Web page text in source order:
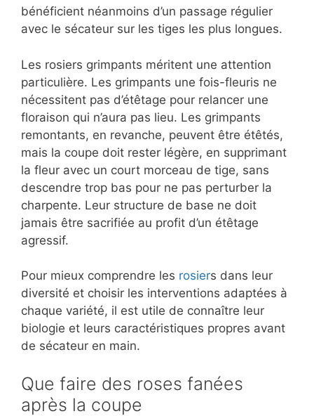
bénéficient néanmoins d’un passage régulier
avec le sécateur sur les tiges les plus longues.
Les rosiers grimpants méritent une attention
particulière. Les grimpants une fois-fleuris ne
nécessitent pas d’étêtage pour relancer une
floraison qui n’aura pas lieu. Les grimpants
remontants, en revanche, peuvent être étêtés,
mais la coupe doit rester légère, en supprimant
la fleur avec un court morceau de tige, sans
descendre trop bas pour ne pas perturber la
charpente. Leur structure de base ne doit
jamais être sacrifiée au profit d’un étêtage
agressif.
Pour mieux comprendre les rosiers dans leur
diversité et choisir les interventions adaptées à
chaque variété, il est utile de connaître leur
biologie et leurs caractéristiques propres avant
de sécateur en main.
Que faire des roses fanées
après la coupe